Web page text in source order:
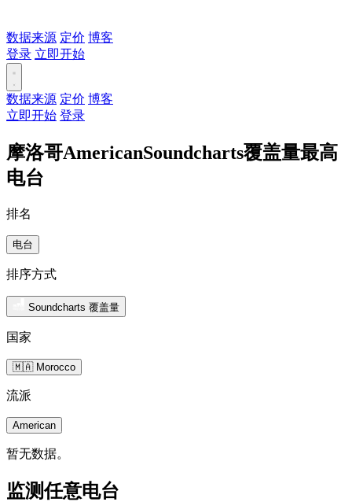
数据来源 定价 博客
登录 立即开始
数据来源 定价 博客
立即开始 登录
摩洛哥AmericanSoundcharts覆盖量最高
电台
排名
电台
排序方式
Soundcharts 覆盖量
国家
🇲🇦 Morocco
流派
American
暂无数据。
监测任意电台